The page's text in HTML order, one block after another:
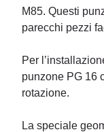
M85. Questi
parecchi pezzi
Per
punzone PG 16
rotazione.
La speciale